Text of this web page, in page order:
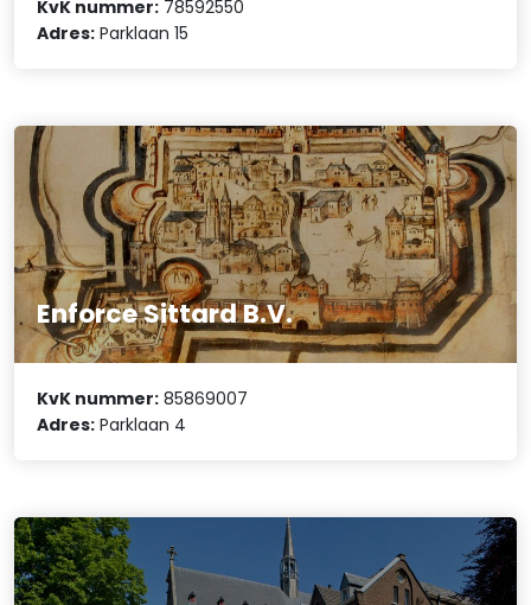
KvK nummer: 78592550
Adres: Parklaan 15
Enforce Sittard B.V.
KvK nummer: 85869007
Adres: Parklaan 4